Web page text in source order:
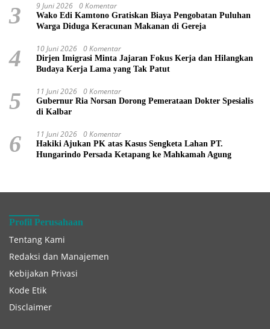
3 9 Juni 2026 0 Komentar
Wako Edi Kamtono Gratiskan Biaya Pengobatan Puluhan
Warga Diduga Keracunan Makanan di Gereja
4 10 Juni 2026 0 Komentar
Dirjen Imigrasi Minta Jajaran Fokus Kerja dan Hilangkan
Budaya Kerja Lama yang Tak Patut
5 11 Juni 2026 0 Komentar
Gubernur Ria Norsan Dorong Pemerataan Dokter Spesialis
di Kalbar
6 11 Juni 2026 0 Komentar
Hakiki Ajukan PK atas Kasus Sengketa Lahan PT.
Hungarindo Persada Ketapang ke Mahkamah Agung
Profil Perusahaan
Tentang Kami
Redaksi dan Manajemen
Kebijakan Privasi
Kode Etik
Disclaimer